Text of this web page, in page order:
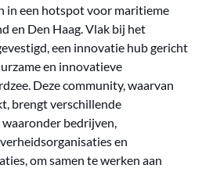
in een hotspot voor maritieme
en Den Haag. Vlak bij het
een innovatie hub gericht
en innovatieve
Deze community, waarvan
brengt verschillende
waaronder bedrijven,
en
om samen te werken aan